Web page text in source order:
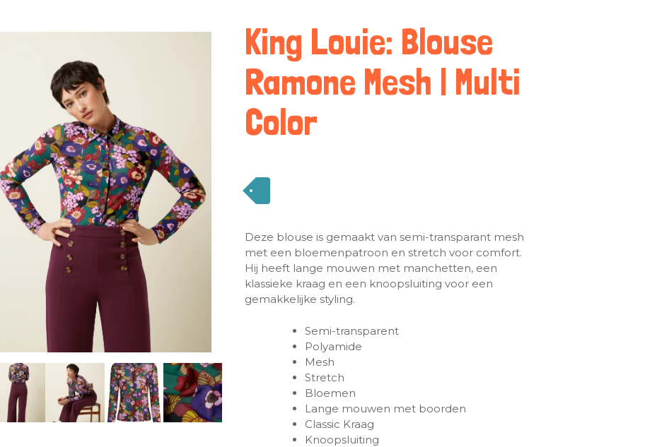
King Louie: Blouse
Ramone Mesh | Multi
Color
Deze blouse is gemaakt van semi-transparant mesh
met een bloemenpatroon en stretch voor comfort.
Hij heeft lange mouwen met manchetten, een
klassieke kraag en een knoopsluiting voor een
gemakkelijke styling.
Semi-transparent
Polyamide
Mesh
Stretch
Bloemen
Lange mouwen met boorden
Classic Kraag
Knoopsluiting